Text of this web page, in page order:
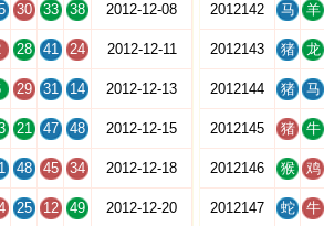
30 33 38 2012-12-08
28 41 24 2012-12-11
29 31 14 2012-12-13
21 47 48 2012-12-15
48 45 34 2012-12-18
25 12 49 2012-12-20
2012142 马 羊
2012143 猪 龙
2012144 猪 马
2012145 猪 牛
2012146 猴 鸡
2012147 蛇 牛